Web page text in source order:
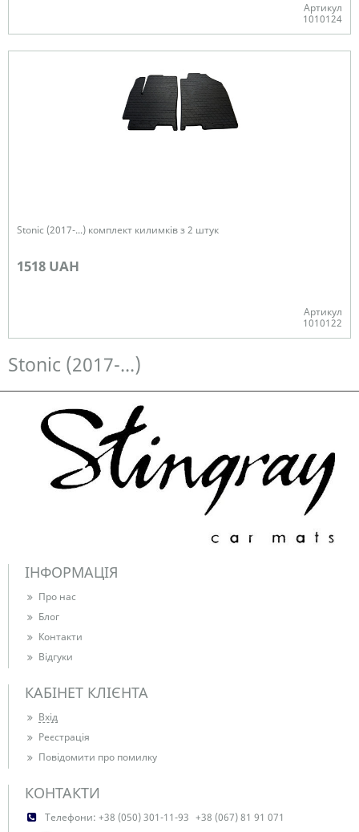
Артикул
1010124
Stonic (2017-...) комплект килимків з 2 штук
1518 UAH
Артикул
1010122
Stonic (2017-...)
ІНФОРМАЦІЯ
Про нас
Блог
Контакти
Відгуки
КАБІНЕТ КЛІЄНТА
Вхід
Реєстрація
Повідомити про помилку
КОНТАКТИ
Телефони: +38 (050) 301-11-93 +38 (067) 81 91 071